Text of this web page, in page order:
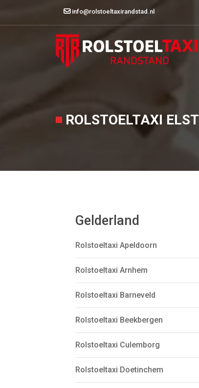
info@rolstoeltaxirandstad.nl
ROLSTOELTAXI ELST
Gelderland
Rolstoeltaxi Apeldoorn
Rolstoeltaxi Arnhem
Rolstoeltaxi Barneveld
Rolstoeltaxi Beekbergen
Rolstoeltaxi Culemborg
Rolstoeltaxi Doetinchem